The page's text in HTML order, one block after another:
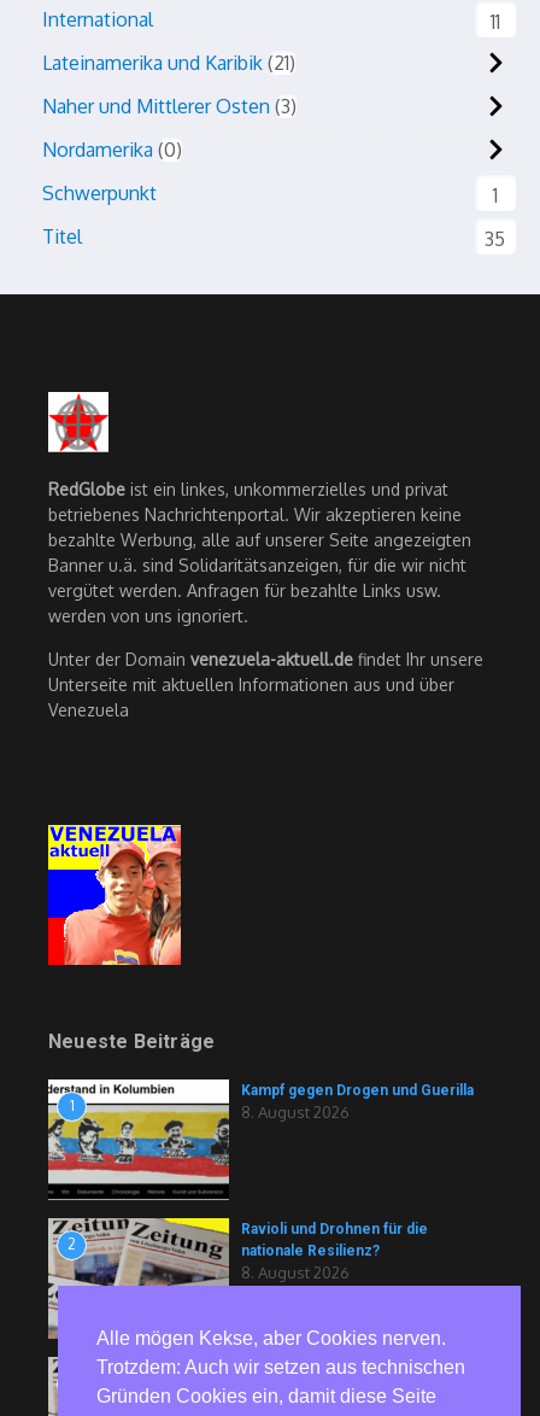
International
11
Lateinamerika und Karibik 21
Naher und Mittlerer Osten 3
Nordamerika 0
Schwerpunkt
1
Titel
35
RedGlobe ist ein linkes, unkommerzielles und privat
betriebenes Nachrichtenportal. Wir akzeptieren keine
bezahlte Werbung, alle auf unserer Seite angezeigten
Banner u.ä. sind Solidaritätsanzeigen, für die wir nicht
vergütet werden. Anfragen für bezahlte Links usw.
werden von uns ignoriert.
Unter der Domain venezuela-aktuell.de findet Ihr unsere
Unterseite mit aktuellen Informationen aus und über
Venezuela
Neueste Beiträge
1
Kampf gegen Drogen und Guerilla
8. August 2026
2
Ravioli und Drohnen für die
nationale Resilienz?
8. August 2026
Berliner Volksbühne
vorübergehend mit
Alle mögen Kekse, aber Cookies nerven.
Trotzdem: Auch wir setzen aus technischen
Gründen Cookies ein, damit diese Seite